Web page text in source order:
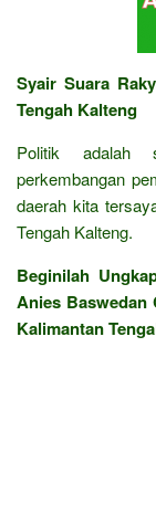
Syair Suara
Tengah Kalteng
Politik adalah
perkembangan
daerah kita
Tengah Kalteng.
Beginilah
Anies Baswedan
Kalimantan